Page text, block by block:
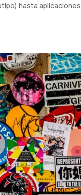
hasta aplicaciones